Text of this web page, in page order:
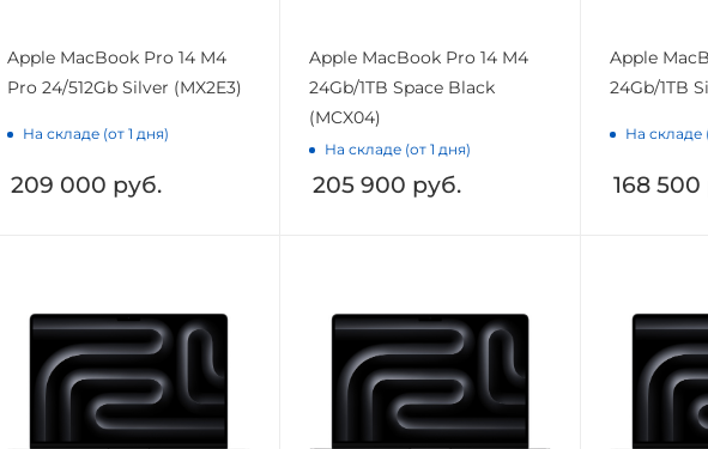
Apple MacBook Pro 14 M4
Pro 24/512Gb Silver (MX2E3)
На складе (от 1 дня)
209 000 руб.
Apple MacBook Pro 14 M4
24Gb/1TB Space Black
(MCX04)
На складе (от 1 дня)
205 900 руб.
Apple
24Gb/1TB
На складе
168 500